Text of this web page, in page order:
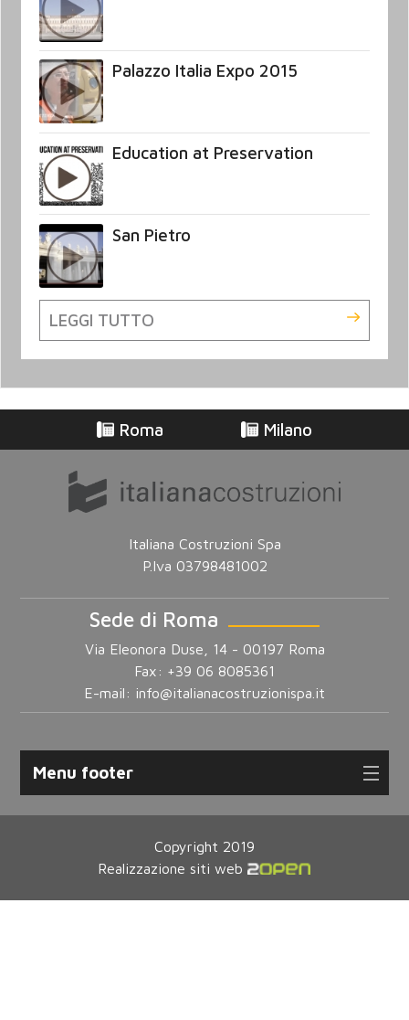
Palazzo Italia Expo 2015
Education at Preservation
San Pietro
LEGGI TUTTO
Roma Milano
Italiana Costruzioni Spa
P.Iva 03798481002
Sede di Roma
Via Eleonora Duse, 14 - 00197 Roma
Fax: +39 06 8085361
E-mail: info@italianacostruzionispa.it
Menu footer
Copyright 2019
Realizzazione siti web